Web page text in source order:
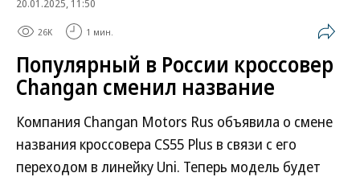
20.01.2025, 11:50
26K 1 мин.
Популярный в России кроссовер
Changan сменил название
Компания Changan Motors Rus объявила о смене
названия кроссовера CS55 Plus в связи с его
переходом в линейку Uni. Теперь модель будет